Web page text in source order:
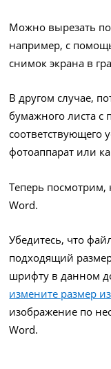
Можно вырезать
например, с
снимок экрана в
В другом случае,
бумажного листа
соответствующего
фотоаппарат или
Теперь посмотрим,
Word.
Убедитесь, что
подходящий
шрифту в данном
измените размер
изображение по
Word.